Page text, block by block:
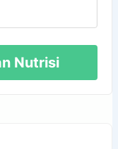
Nutrisi